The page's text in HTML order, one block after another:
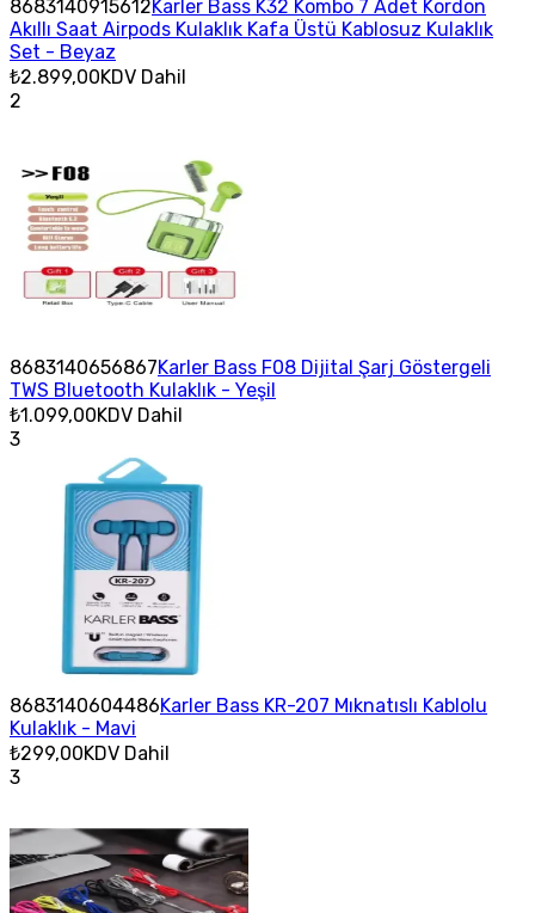
8683140915612Karler Bass K32 Kombo 7 Adet Kordon
Akıllı Saat Airpods Kulaklık Kafa Üstü Kablosuz Kulaklık
Set - Beyaz
₺2.899,00KDV Dahil
2
8683140656867Karler Bass F08 Dijital Şarj Göstergeli
TWS Bluetooth Kulaklık - Yeşil
₺1.099,00KDV Dahil
3
8683140604486Karler Bass KR-207 Mıknatıslı Kablolu
Kulaklık - Mavi
₺299,00KDV Dahil
3